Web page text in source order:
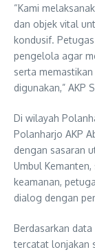
“Kami
dan objek vital
kondusif.
pengelola agar
serta
digunakan,” AKP
Di wilayah
Polanharjo AKP
dengan sasaran
Umbul
keamanan,
dialog dengan
Berdasarkan data
tercatat lonjakan